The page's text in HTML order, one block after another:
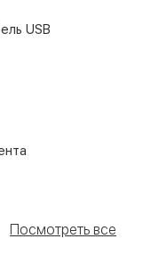
USB
Посмотреть все